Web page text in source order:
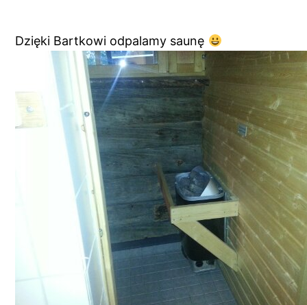
Dzięki Bartkowi odpalamy saunę